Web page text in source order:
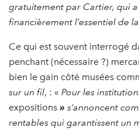
gratuitement par Cartier, qui
financièrement l’essentiel de
Ce qui est souvent interrogé
penchant (nécessaire ?)
bien le gain côté musées
sur un fil, : « Pour les
expositions » s’annoncent
rentables qui garantissent un